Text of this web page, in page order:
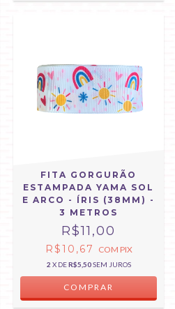
FITA GORGURÃO
ESTAMPADA YAMA SOL
E ARCO - ÍRIS (38MM) -
3 METROS
R$11,00
R$10,67 COM PIX
2 X DER$5,50SEM JUROS